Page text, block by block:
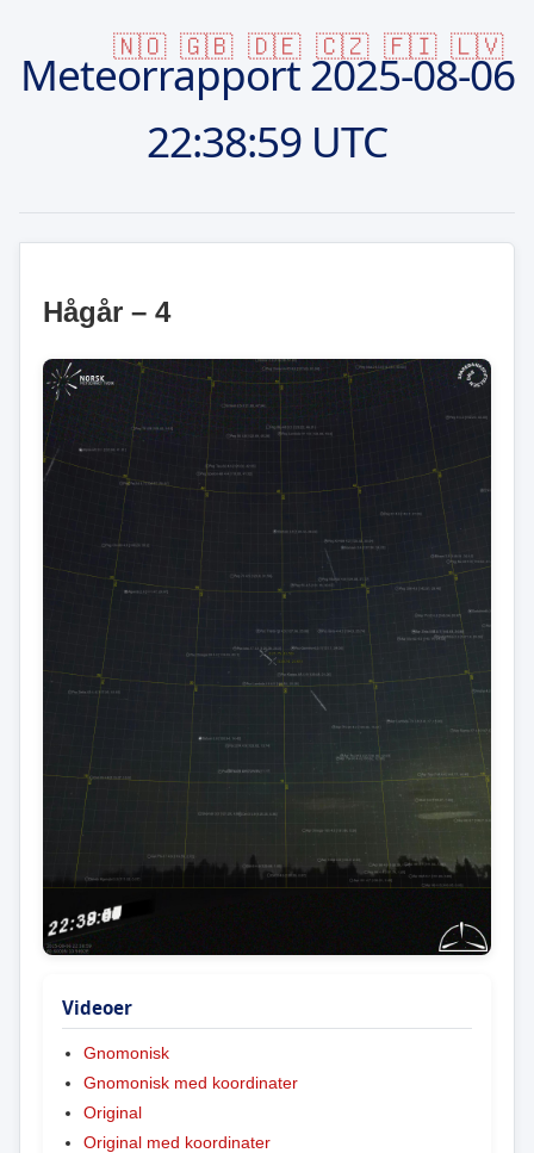
🇳🇴 🇬🇧 🇩🇪 🇨🇿 🇫🇮 🇱🇻
Meteorrapport2025-08-06
22:38:59 UTC
Hågår – 4
Videoer
Gnomonisk
Gnomonisk med koordinater
Original
Original med koordinater